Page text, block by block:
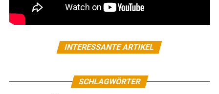
INTERESSANTE ARTIKEL
SCHLAGWÖRTER